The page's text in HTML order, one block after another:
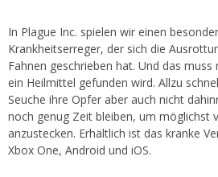
In Plague Inc. spielen wir einen
Krankheitserreger, der sich die
Fahnen geschrieben hat. Und das
ein Heilmittel gefunden wird. Allzu
Seuche ihre Opfer aber auch nicht
noch genug Zeit bleiben, um möglichst
anzustecken. Erhältlich ist das kranke
Xbox One, Android und iOS.